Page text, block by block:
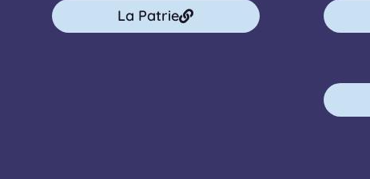
La Patrie